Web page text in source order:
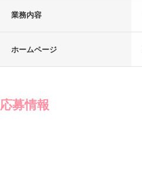
業務内容
ホームページ
応募情報